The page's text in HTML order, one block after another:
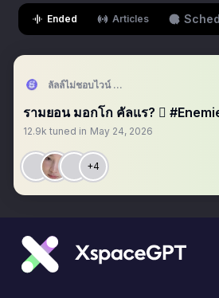
Ended Articles
ลัลล์ไม่ชอบไวน์ Enemies With
รามยอน มอกโก คัลแร? 🫪
12.9k tuned in May 24, 2026
+4